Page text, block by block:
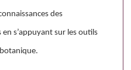
des
s’appuyant sur les outils